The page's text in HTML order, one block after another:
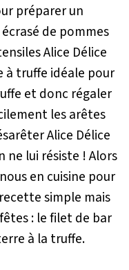
préparer un
de pommes
Alice Délice
à truffe idéale pour
et donc régaler
les arêtes
Alice Délice
ne lui résiste ! Alors
en cuisine pour
simple mais
: le filet de bar
à la truffe.